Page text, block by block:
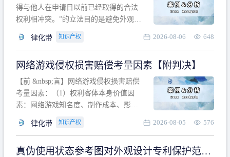
刮
得与他人在申请日以前已经取得的合法
权利相冲突。”的立法目的是避免外观设
冲突。基于此，凡是因该外观设计的实
于该款规定的规制范畴。“合法权利”不宜
作狭义解释，一般情况下，只要依法享
有的、在本专利申请日之
律化带 知识产权 2026-08-06 648
网络游戏侵权损害赔偿考量因素【附判决】
【前 &nbsp;言】网络游戏侵权损害赔偿
考量因素：（1）权利客体本身价值因
素：网络游戏知名度、制作成本、影响
利角度因素：被诉侵权游戏销售数量、
人数、活跃人数、市场占用率；（3）被
律化带 知识产权 2026-08-05 576
真伪使用状态参考图对外观设计专利保护范围